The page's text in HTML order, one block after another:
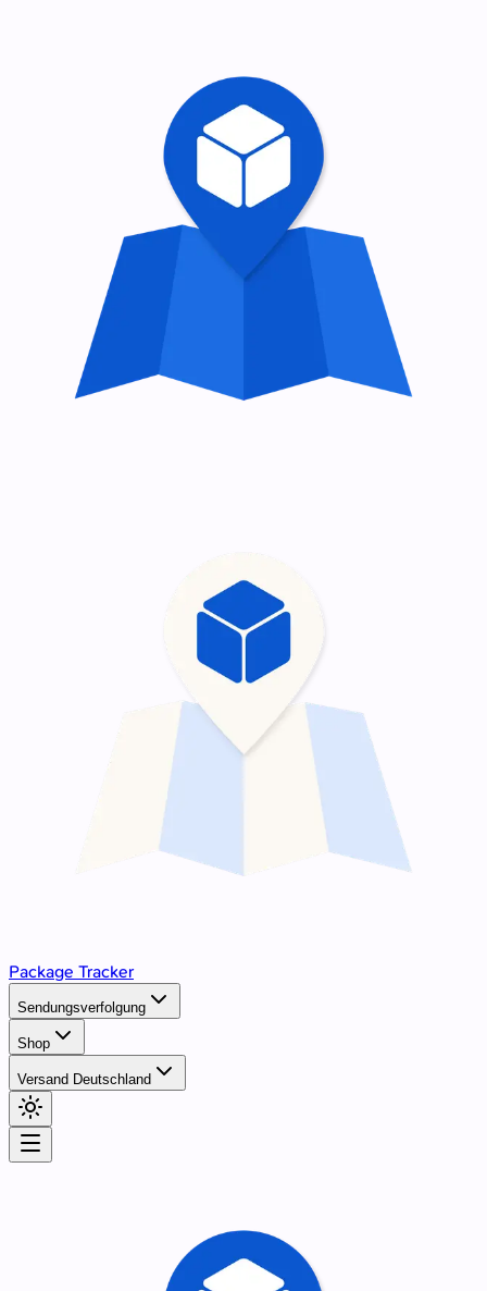
Package Tracker
Sendungsverfolgung
Shop
Versand Deutschland